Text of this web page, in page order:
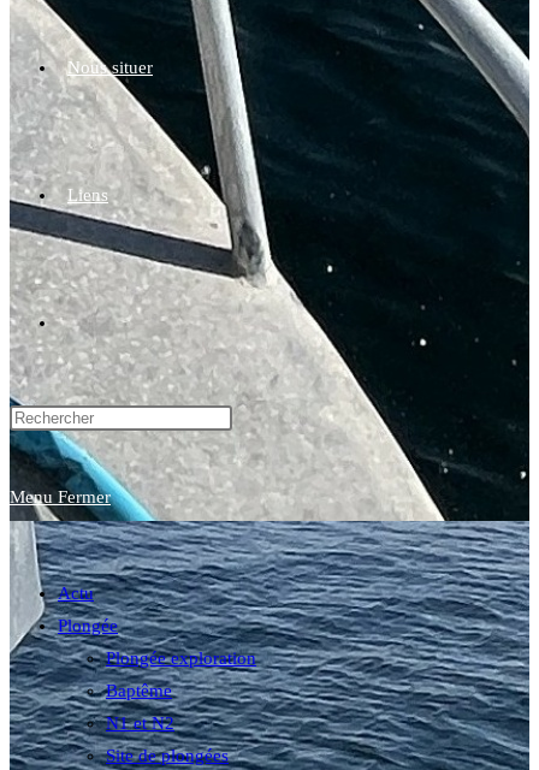
Nous situer
Liens
Toggle
website
search
Menu Fermer
Actu
Plongée
Plongée exploration
Baptême
N1 et N2
Site de plongées